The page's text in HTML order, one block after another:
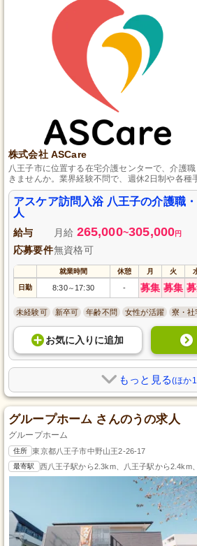
株式会社 ASCare
八王子市に位置する在宅介護センターで、介護
きませんか。業界経験不問で、週休2日制や各種
め、長く安心して働くことができます。お客様
て、笑顔と生きがいを提供するやりがいのある
アスケア訪問入浴 八王子の介護職
人
給与 月給 265,000~305,000円
応募要件無資格可
就業時間 休憩 月 火
日勤 8:30～ 17:30 - 募集 募集
未経験可 新卒可 年齢不問 女性が活躍 寮・社
お気に入り に追加
もっと見る(ほか
グループホーム さんのうの求人
グループホーム
住所 東京都八王子市中野山王2-26-17
最寄駅 西八王子駅から2.3km、八王子駅から2.4km